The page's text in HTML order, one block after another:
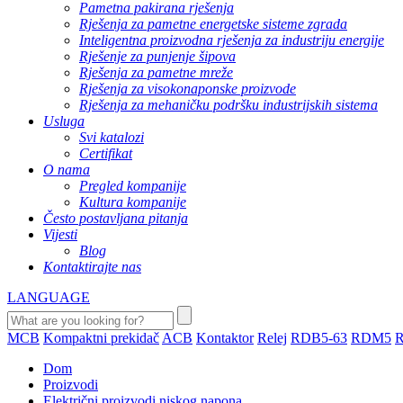
Pametna pakirana rješenja
Rješenja za pametne energetske sisteme zgrada
Inteligentna proizvodna rješenja za industriju energije
Rješenje za punjenje šipova
Rješenja za pametne mreže
Rješenja za visokonaponske proizvode
Rješenja za mehaničku podršku industrijskih sistema
Usluga
Svi katalozi
Certifikat
O nama
Pregled kompanije
Kultura kompanije
Često postavljana pitanja
Vijesti
Blog
Kontaktirajte nas
LANGUAGE
MCB Kompaktni prekidač ACB Kontaktor Relej RDB5-63 RDM5
Dom
Proizvodi